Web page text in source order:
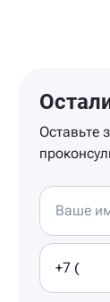
Оставьте